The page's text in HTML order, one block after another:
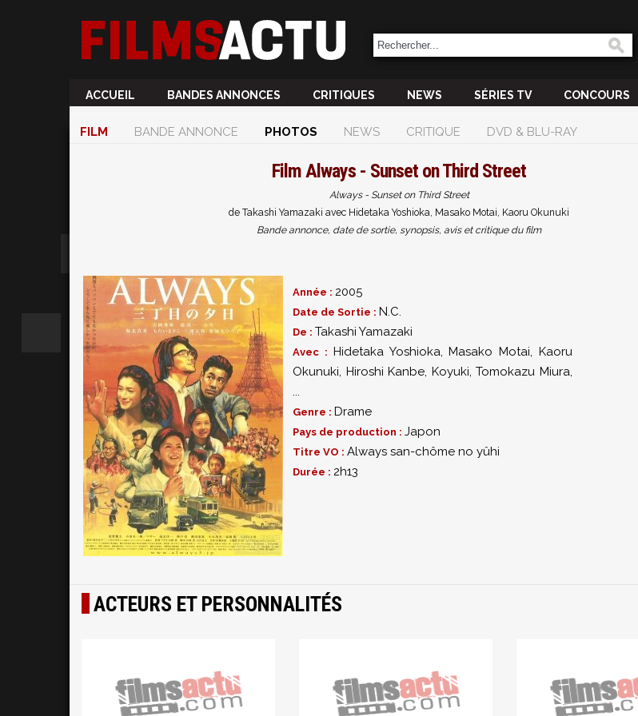
ACCUEIL BANDES ANNONCES CRITIQUES NEWS SÉRIES TV CONCOURS
FILM BANDE ANNONCE PHOTOS NEWS CRITIQUE DVD & BLU-RAY
FilmAlways - Sunset on Third Street
Always - Sunset on Third Street
de Takashi Yamazaki avec Hidetaka Yoshioka, Masako Motai, Kaoru Okunuki
Bande annonce, date de sortie, synopsis, avis et critique du film
Année : 2005
Date de Sortie : N.C.
De : Takashi Yamazaki
Avec : Hidetaka Yoshioka,Masako Motai,Kaoru
Okunuki, Hiroshi Kanbe, Koyuki,Tomokazu Miura,
...
Genre : Drame
Pays de production : Japon
Titre VO : Always san-chôme no yûhi
Durée : 2h13
ACTEURS ET PERSONNALITÉS